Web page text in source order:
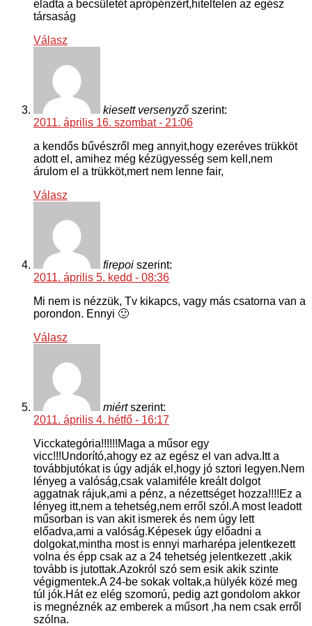
eladta a becsületét aprópénzért,hiteltelen az egész
társaság
Válasz
kiesett versenyző szerint:
2011. április 16. szombat - 21:06
a kendős bűvészről meg annyit,hogy ezeréves trükköt
adott el, amihez még kézügyesség sem kell,nem
árulom el a trükköt,mert nem lenne fair,
Válasz
firepoi szerint:
2011. április 5. kedd - 08:36
Mi nem is nézzük, Tv kikapcs, vagy más csatorna van a
porondon. Ennyi 🙂
Válasz
miért szerint:
2011. április 4. hétfő - 16:17
Vicckategória!!!!!!Maga a műsor egy
vicc!!!Undorító,ahogy ez az egész el van adva.Itt a
továbbjutókat is úgy adják el,hogy jó sztori legyen.Nem
lényeg a valóság,csak valamiféle kreált dolgot
aggatnak rájuk,ami a pénz, a nézettséget hozza!!!!Ez a
lényeg itt,nem a tehetség,nem erről szól.A most leadott
műsorban is van akit ismerek és nem úgy lett
előadva,ami a valóság.Képesek úgy előadni a
dolgokat,mintha most is ennyi marharépa jelentkezett
volna és épp csak az a 24 tehetség jelentkezett ,akik
tovább is jutottak.Azokról szó sem esik akik szinte
végigmentek.A 24-be sokak voltak,a hülyék közé meg
túl jók.Hát ez elég szomorú, pedig azt gondolom akkor
is megnéznék az emberek a műsort ,ha nem csak erről
szólna.